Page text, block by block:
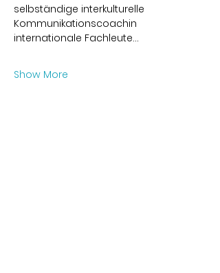
selbständige interkulturelle
Kommunikationscoachin
internationale Fachleute…
Show More